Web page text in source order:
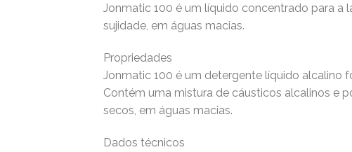
Jonmatic 100 é um líquido concentrado para
sujidade, em águas macias.
Propriedades
Jonmatic 100 é um detergente líquido alcalino
Contém uma mistura de cáusticos alcalinos e
secos, em águas macias.
Dados técnicos